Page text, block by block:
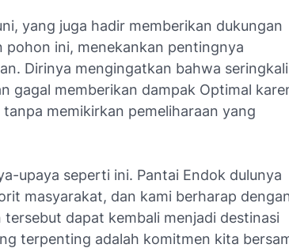
yang juga hadir memberikan dukungan
ini, menekankan pentingnya
Dirinya mengingatkan bahwa seringkali
gagal memberikan dampak Optimal
memikirkan pemeliharaan yang
upaya seperti ini. Pantai Endok dulunya
masyarakat, dan kami berharap
dapat kembali menjadi destinasi
terpenting adalah komitmen kita